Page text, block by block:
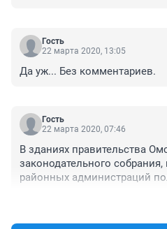
Гость
22 марта 2020, 13:05
Да уж... Без комментариев.
Гость
22 марта 2020, 07:46
В зданиях правительства
законодательного
районных администраций